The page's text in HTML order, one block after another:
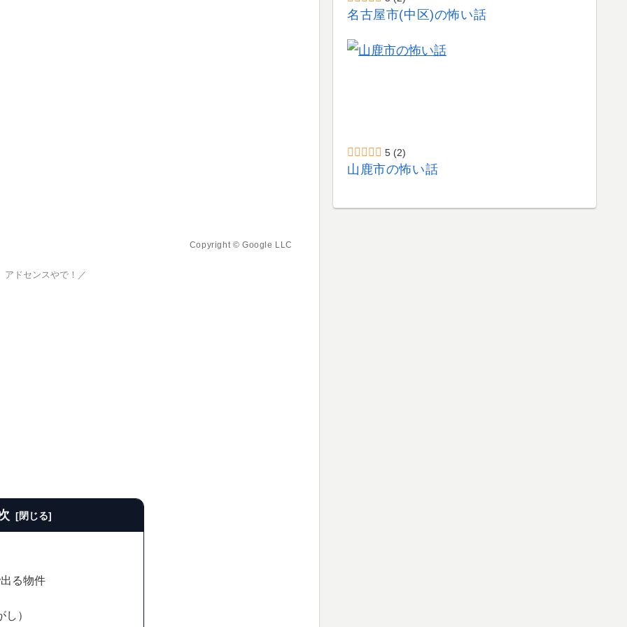
Copyright © Google LLC
アドセンスやで！／
る物件
）
名古屋市(中区)の怖い話
5 (2)
山鹿市の怖い話